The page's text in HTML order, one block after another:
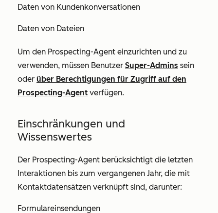
Daten von Kundenkonversationen
Daten von Dateien
Um den Prospecting-Agent einzurichten und zu
verwenden, müssen Benutzer Super-Admins sein
oder über Berechtigungen für Zugriff auf den
Prospecting-Agent verfügen.
Einschränkungen und
Wissenswertes
Der Prospecting-Agent berücksichtigt die letzten
Interaktionen bis zum vergangenen Jahr, die mit
Kontaktdatensätzen verknüpft sind, darunter:
Formulareinsendungen